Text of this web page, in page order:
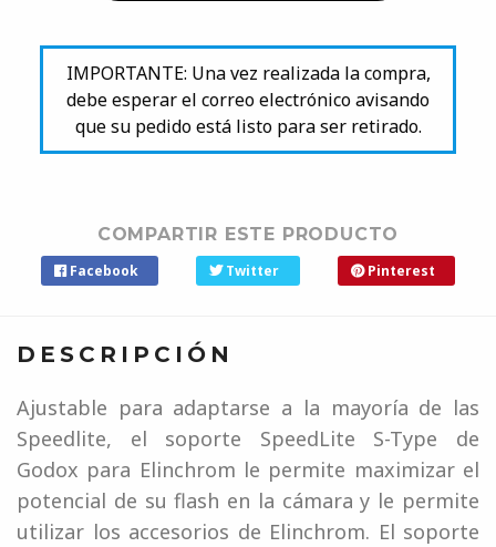
IMPORTANTE: Una vez realizada la compra,
debe esperar el correo electrónico avisando
que su pedido está listo para ser retirado.
COMPARTIR ESTE PRODUCTO
Facebook Twitter Pinterest
DESCRIPCIÓN
Ajustable para adaptarse a la mayoría de las
Speedlite, el soporte SpeedLite S-Type de
Godox para Elinchrom le permite maximizar el
potencial de su flash en la cámara y le permite
utilizar los accesorios de Elinchrom. El soporte